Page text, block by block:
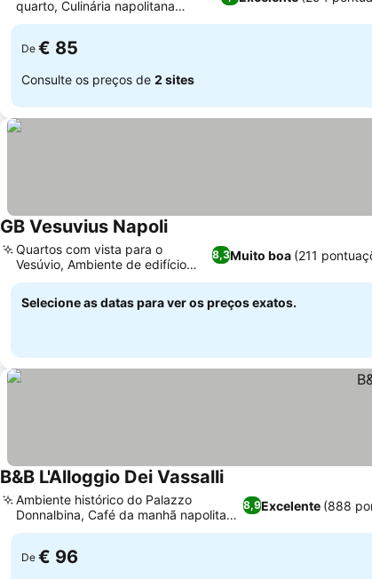
quarto, Culinária napolitana
autêntica
De € 85
Consulte os preços de 2 sites
GB Vesuvius Napoli
8,3Muito boa (211
Quartos com vista para o
Vesúvio, Ambiente de edifício
histórico
Selecione as datas para ver os preços exatos.
B&B L'Alloggio Dei Vassalli
8,9Excelente (888
Ambiente histórico do Palazzo
Donnalbina, Café da manhã napolitano
autêntico
De € 96